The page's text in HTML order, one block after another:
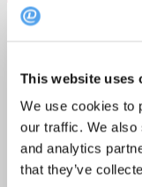
This website uses
We use cookies to
our traffic. We also
and analytics
that they’ve
Recent
Skønne